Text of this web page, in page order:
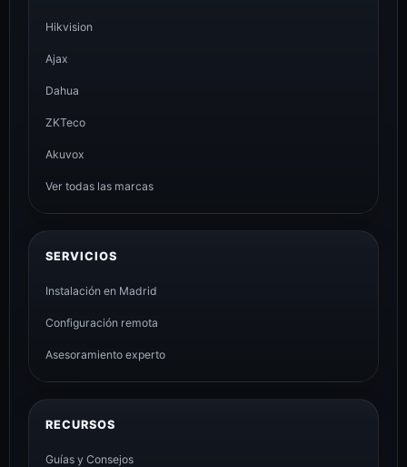
Hikvision
Ajax
Dahua
ZKTeco
Akuvox
Ver todas las marcas
SERVICIOS
Instalación en Madrid
Configuración remota
Asesoramiento experto
RECURSOS
Guías y Consejos